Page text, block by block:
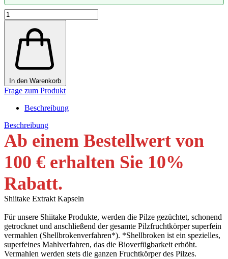
In den Warenkorb
Frage zum Produkt
Beschreibung
Beschreibung
Ab einem Bestellwert von
100 € erhalten Sie 10%
Rabatt.
Shiitake Extrakt Kapseln
Für unsere Shiitake Produkte, werden die Pilze gezüchtet, schonend
getrocknet und anschließend der gesamte Pilzfruchtkörper superfein
vermahlen (Shellbrokenverfahren*). *Shellbroken ist ein spezielles,
superfeines Mahlverfahren, das die Bioverfügbarkeit erhöht.
Vermahlen werden stets die ganzen Fruchtkörper des Pilzes.